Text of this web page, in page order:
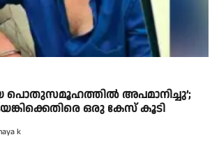
പൊതുസമൂഹത്തിൽ അപമാനിച്ചു’;
ഒരു കേസ് കൂടി
k